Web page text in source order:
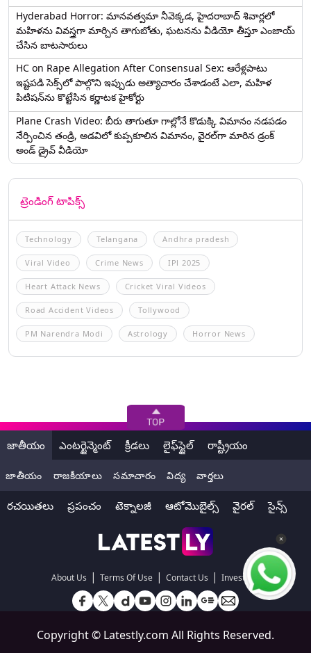
Hyderabad Horror: మానవత్వమా నీవెక్కడ, హైదరాబాద్ శివార్లలో
మహిళను వివస్త్రగా మార్చిన తాగుబోతు, ఘటనను వీడియో తీస్తూ ఎంజాయ్
చేసిన బాటసారులు
HC on Rape Allegation After Consensual Sex: ఆరేళ్లపాటు
ఇష్టపడి సెక్స్‌లో పాల్గొని ఇప్పుడు అత్యాచారం చేశాడంటే ఎలా, మహిళ
పిటిషన్‌ను కొట్టేసిన కర్ణాటక హైకోర్టు
Plane Crash Video: బీరు తాగుతూ గాల్లోనే కొడుక్కి విమానం నడపడం
నేర్పించిన తండ్రి, అడవిలో కుప్పకూలిన విమానం, వైరల్‌గా మారిన డ్రంక్‌
అండ్ డ్రైవ్ వీడియో
ట్రెండింగ్ టాపిక్స్
Technology Telangana Andhra pradesh
Viral Video Crime News IPl 2025
Heart Attack News Cricket Viral Videos
Road Accident Videos Tollywood
PM Narendra Modi Astrology Horror News
జాతీయం ఎంటర్టైన్మెంట్ క్రీడలు లైఫ్‌స్టైల్ రాష్ట్రీయం
జాతీయం రాజకీయాలు సమాచారం విద్య వార్తలు
రచయితలు ప్రపంచం టెక్నాలజీ ఆటోమొబైల్స్ వైరల్ సైన్స్
About Us | Terms Of Use | Contact Us | Investors
Copyright © Latestly.com All Rights Reserved.